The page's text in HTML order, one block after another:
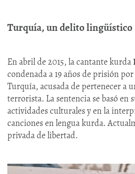
Turquía, un delito lingüístico
En abril de 2015, la cantante kurda
condenada a 19 años de prisión
Turquía, acusada de pertenecer a
terrorista. La sentencia se basó en
actividades culturales y en la
canciones en lengua kurda.
privada de libertad.